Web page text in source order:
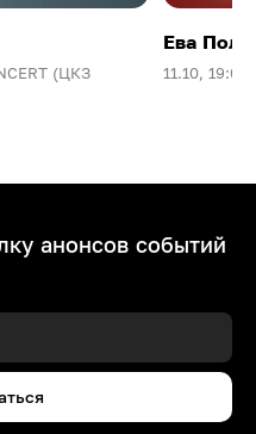
(ЦКЗ
Ева
11.10, 19:00
анонсов событий